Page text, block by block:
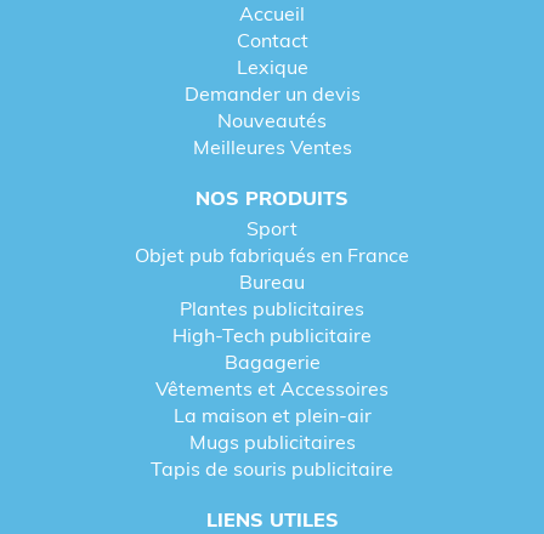
Accueil
Contact
Lexique
Demander un devis
Nouveautés
Meilleures Ventes
NOS PRODUITS
Sport
Objet pub fabriqués en France
Bureau
Plantes publicitaires
High-Tech publicitaire
Bagagerie
Vêtements et Accessoires
La maison et plein-air
Mugs publicitaires
Tapis de souris publicitaire
LIENS UTILES